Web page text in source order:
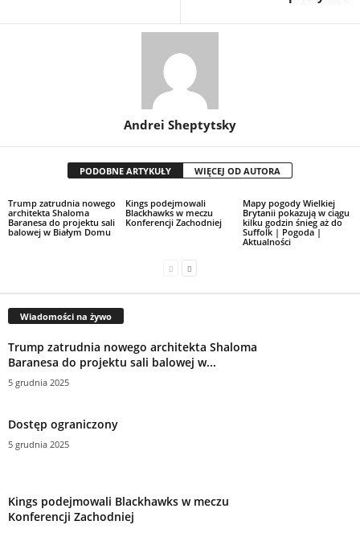
Andrei Sheptytsky
PODOBNE ARTYKUŁY WIĘCEJ OD AUTORA
Trump zatrudnia nowego
architekta Shaloma
Baranesa do projektu sali
balowej w Białym Domu
Kings podejmowali
Blackhawks w meczu
Konferencji Zachodniej
Mapy pogody Wielkiej
Brytanii pokazują w ciągu
kilku godzin śnieg aż do
Suffolk | Pogoda |
Aktualności
Wiadomości na żywo
Trump zatrudnia nowego architekta Shaloma
Baranesa do projektu sali balowej w...
5 grudnia 2025
Dostęp ograniczony
5 grudnia 2025
Kings podejmowali Blackhawks w meczu
Konferencji Zachodniej